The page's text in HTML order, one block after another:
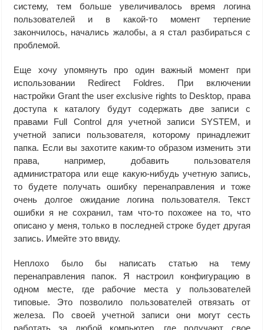
систему, тем больше увеличивалось время логина
пользователей и в какой-то момент терпение
закончилось, начались жалобы, а я стал разбираться с
проблемой.
Еще хочу упомянуть про один важный момент при
использовании Redirect Foldres. При включении
настройки Grant the user exclusive rights to Desktop, права
доступа к каталогу будут содержать две записи с
правами Full Control для учетной записи SYSTEM, и
учетной записи пользователя, которому принадлежит
папка. Если вы захотите каким-то образом изменить эти
права, например, добавить пользователя
администратора или еще какую-нибудь учетную запись,
то будете получать ошибку перенаправления и тоже
очень долгое ожидание логина пользователя. Текст
ошибки я не сохранил, там что-то похожее на то, что
описано у меня, только в последней строке будет другая
запись. Имейте это ввиду.
Неплохо было бы написать статью на тему
перенаправления папок. Я настроил конфигурацию в
одном месте, где рабочие места у пользователей
типовые. Это позволило пользователей отвязать от
железа. По своей учетной записи они могут сесть